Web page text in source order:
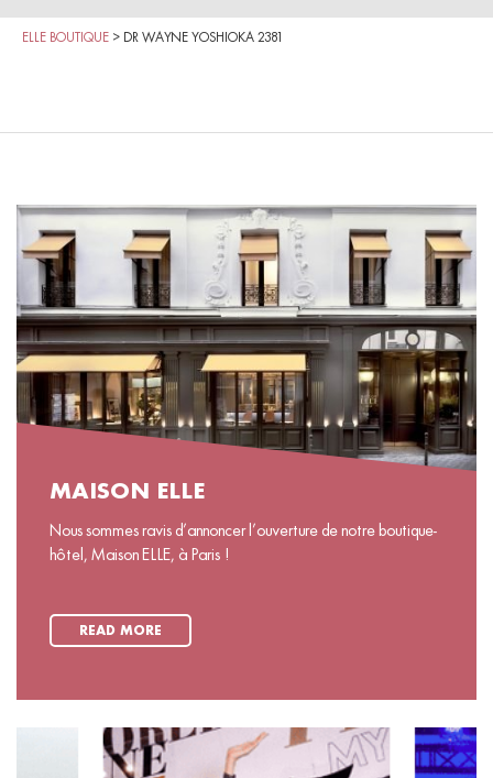
ELLE BOUTIQUE > DR WAYNE YOSHIOKA 2381
MAISON ELLE
Nous sommes ravis d’annoncer l’ouverture de notre boutique-
hôtel, Maison ELLE, à Paris !
READ MORE